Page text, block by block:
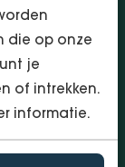
die op onze
je
of intrekken.
informatie.